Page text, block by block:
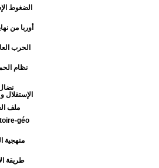
الضغوط
أوربا من
نظام
الإستقلال
ملف
géo
منهجية
طريقة